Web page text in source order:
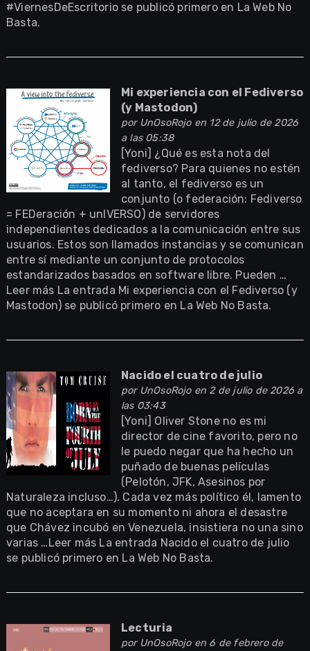
#ViernesDeEscritorio se publicó primero en La Web No
Basta.
Mi experiencia con el Fediverso
(y Mastodon)
por UnOsoRojoen 12 de julio de 2026
a las 05:38
[Yoni] ¿Qué es esta nota del
fediverso? Para quienes no estén
al tanto, el fediverso es un
conjunto (o federación: Fediverso
= FEDeración + unIVERSO) de servidores
independientes dedicados a la comunicación entre sus
usuarios. Estos son llamados instancias y se comunican
entre sí mediante un conjunto de protocolos
estandarizados basados en software libre. Pueden …
Leer más La entrada Mi experiencia con el Fediverso (y
Mastodon) se publicó primero en La Web No Basta.
Nacido el cuatro de julio
por UnOsoRojoen 2 de julio de 2026 a
las 03:43
[Yoni] Oliver Stone no es mi
director de cine favorito, pero no
le puedo negar que ha hecho un
puñado de buenas películas
(Pelotón, JFK, Asesinos por
Naturaleza incluso…). Cada vez más político él, lamento
que no aceptara en su momento ni ahora el desastre
que Chávez incubó en Venezuela, insistiera no una sino
varias …Leer más La entrada Nacido el cuatro de julio
se publicó primero en La Web No Basta.
Lecturia
por UnOsoRojoen 6 de febrero de